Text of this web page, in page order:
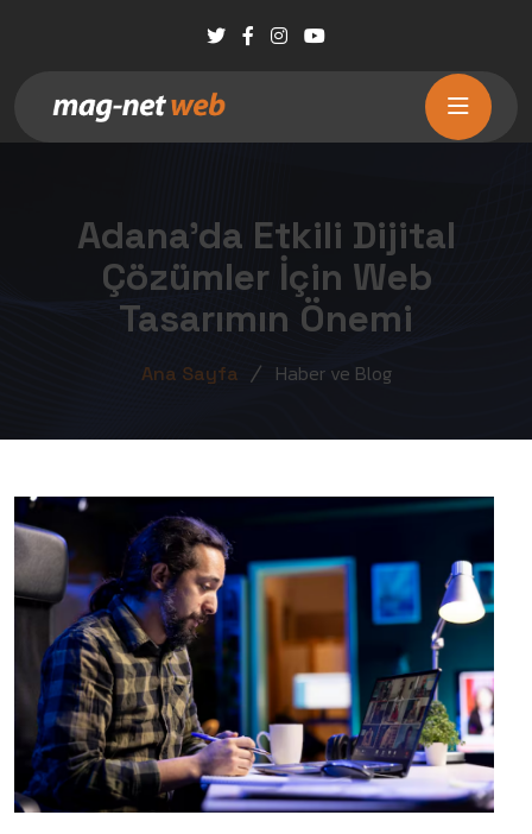
Adana’da Etkili Dijital
Çözümler İçin Web
Tasarımın Önemi
Ana Sayfa Haber ve Blog